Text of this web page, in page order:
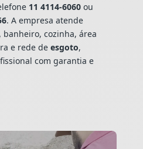
11 4114-6060ou
. A empresa atende
, banheiro, cozinha, área
e rede de esgoto,
com garantia e